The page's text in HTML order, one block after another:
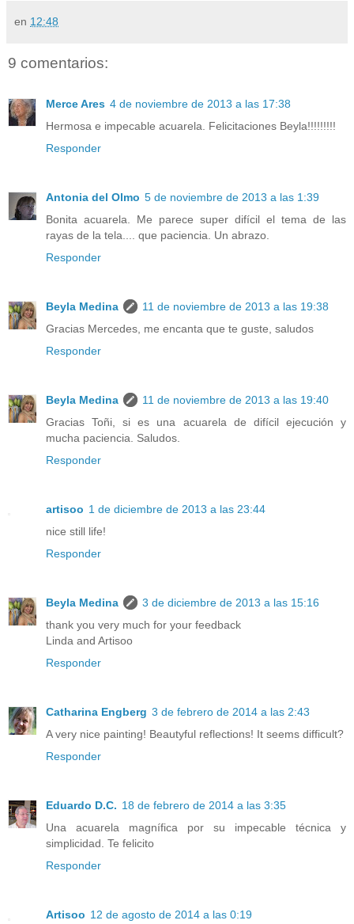
en 12:48
9 comentarios:
Merce Ares 4 de noviembre de 2013 a las 17:38
Hermosa e impecable acuarela. Felicitaciones Beyla!!!!!!!!!
Responder
Antonia del Olmo 5 de noviembre de 2013 a las 1:39
Bonita acuarela. Me parece super difícil el tema de las
rayas de la tela.... que paciencia. Un abrazo.
Responder
Beyla Medina
11 de noviembre de 2013 a las 19:38
Gracias Mercedes, me encanta que te guste, saludos
Responder
Beyla Medina
11 de noviembre de 2013 a las 19:40
Gracias Toñi, si es una acuarela de difícil ejecución y
mucha paciencia. Saludos.
Responder
artisoo 1 de diciembre de 2013 a las 23:44
nice still life!
Responder
Beyla Medina
3 de diciembre de 2013 a las 15:16
thank you very much for your feedback
Linda and Artisoo
Responder
Catharina Engberg 3 de febrero de 2014 a las 2:43
A very nice painting! Beautyful reflections! It seems difficult?
Responder
Eduardo D.C. 18 de febrero de 2014 a las 3:35
Una acuarela magnífica por su impecable técnica y
simplicidad. Te felicito
Responder
Artisoo 12 de agosto de 2014 a las 0:19